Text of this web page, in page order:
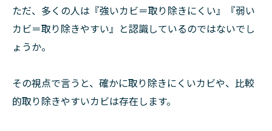
ただ、多くの人は『強いカビ＝取り除きにくい』『弱い
カビ＝取り除きやすい』と認識しているのではないでし
ょうか。
その視点で言うと、確かに取り除きにくいカビや、比較
的取り除きやすいカビは存在します。